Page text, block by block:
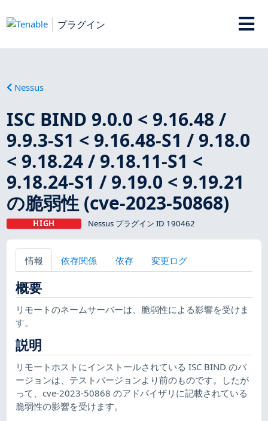
プラグイン
Nessus
ISC BIND 9.0.0 < 9.16.48 /
9.9.3-S1 < 9.16.48-S1 / 9.18.0
< 9.18.24 / 9.18.11-S1 <
9.18.24-S1 / 9.19.0 < 9.19.21
の脆弱性 (cve-2023-50868)
HIGH Nessus プラグイン ID 190462
情報 依存関係 依存 変更ログ
概要
リモートのネームサーバーは、脆弱性による影響を受けま
す。
説明
リモートホストにインストールされている ISC BIND のバ
ージョンは、テストバージョンより前のものです。したが
って、cve-2023-50868 のアドバイザリに記載されている
脆弱性の影響を受けます。